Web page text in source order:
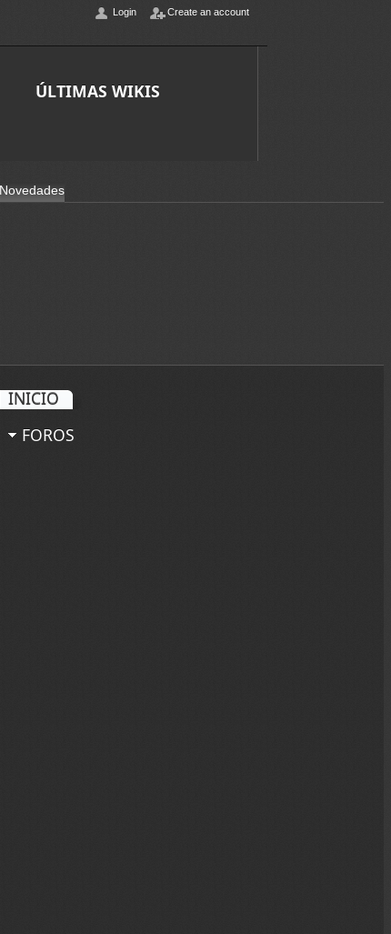
ÚLTIMAS WIKIS
Novedades
Login Create an account
INICIO
FOROS